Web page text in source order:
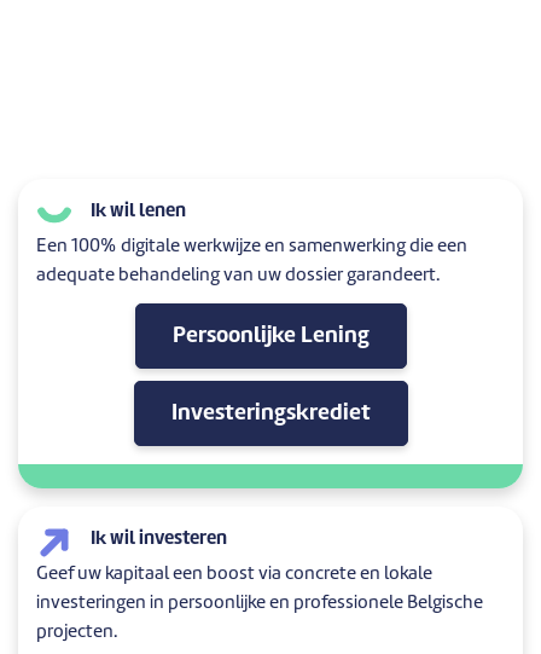
Ik wil lenen
Een 100% digitale werkwijze en samenwerking die een
adequate behandeling van uw dossier garandeert.
Persoonlijke Lening
Investeringskrediet
Ik wil investeren
Geef uw kapitaal een boost via concrete en lokale
investeringen in persoonlijke en professionele Belgische
projecten.